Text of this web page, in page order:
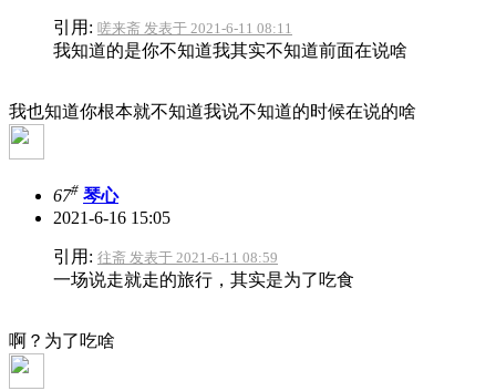
引用: 嗟来斋 发表于 2021-6-11 08:11
我知道的是你不知道我其实不知道前面在说啥
我也知道你根本就不知道我说不知道的时候在说的啥
67# 琴心
2021-6-16 15:05
引用: 往斋 发表于 2021-6-11 08:59
一场说走就走的旅行，其实是为了吃食
啊？为了吃啥